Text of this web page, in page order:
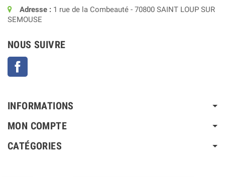
Adresse : 1 rue de la Combeauté - 70800 SAINT LOUP SUR
SEMOUSE
NOUS SUIVRE
INFORMATIONS
MON COMPTE
CATÉGORIES